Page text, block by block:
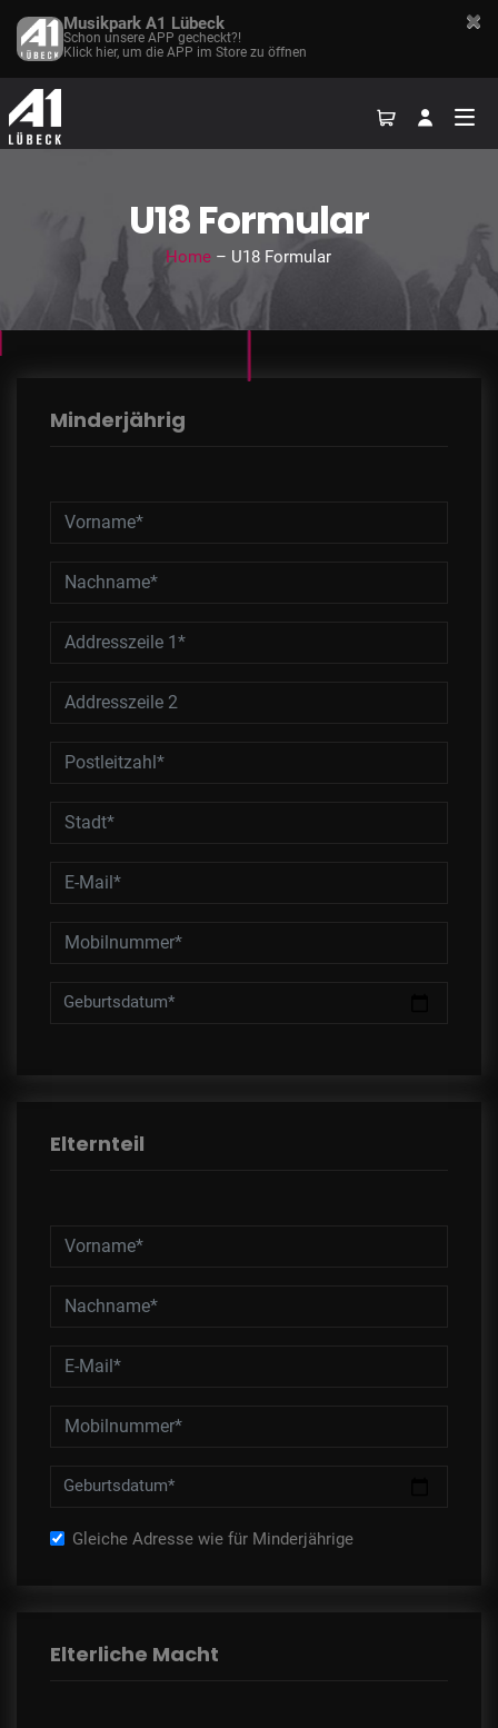
U18 Formular
Home – U18 Formular
Minderjährig
Geburtsdatum*
Elternteil
Geburtsdatum*
Gleiche Adresse wie für Minderjährige
Elterliche Macht
Musikpark A1 Lübeck
Schon unsere APP gecheckt?!
Klick hier, um die APP im Store zu öffnen